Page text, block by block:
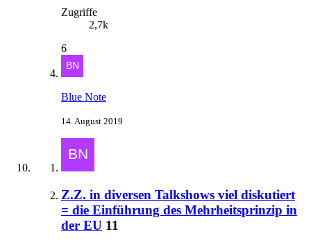
Zugriffe
2,7k
6
Blue Note
14. August 2019
Z.Z. in diversen Talkshows viel diskutiert
= die Einführung des Mehrheitsprinzip in
der EU 11